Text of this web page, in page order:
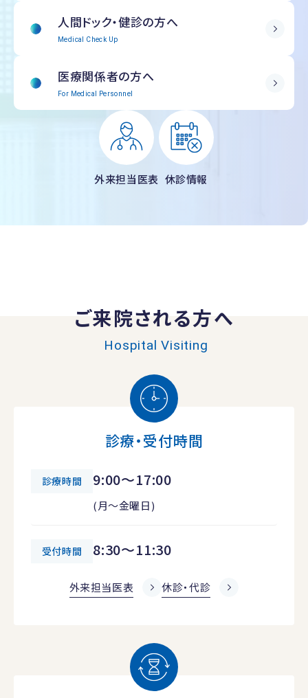
人間ドック・健診の方へ
Medical Check Up
医療関係者の方へ
For Medical Personnel
外来担当医表 休診情報
ご来院される方へ
Hospital Visiting
診療・受付時間
診療時間 9:00～17:00
(月～金曜日)
受付時間 8:30～11:30
外来担当医表 休診・代診